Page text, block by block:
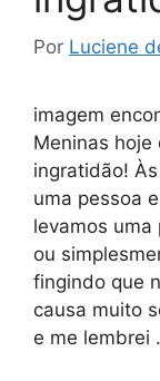
Por Luciene
imagem
Meninas hoje
ingratidão!
uma pessoa
levamos uma
ou
fingindo que
causa muito
e me lembrei